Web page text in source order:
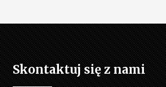
Skontaktuj się z nami